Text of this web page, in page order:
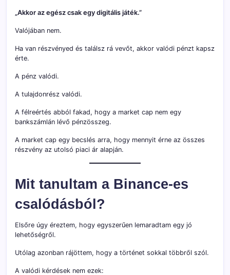
„Akkor az egész csak egy digitális játék.”
Valójában nem.
Ha van részvényed és találsz rá vevőt, akkor valódi pénzt kapsz
érte.
A pénz valódi.
A tulajdonrész valódi.
A félreértés abból fakad, hogy a market cap nem egy
bankszámlán lévő pénzösszeg.
A market cap egy becslés arra, hogy mennyit érne az összes
részvény az utolsó piaci ár alapján.
Mit tanultam a Binance-es
csalódásból?
Elsőre úgy éreztem, hogy egyszerűen lemaradtam egy jó
lehetőségről.
Utólag azonban rájöttem, hogy a történet sokkal többről szól.
A valódi kérdések nem ezek: